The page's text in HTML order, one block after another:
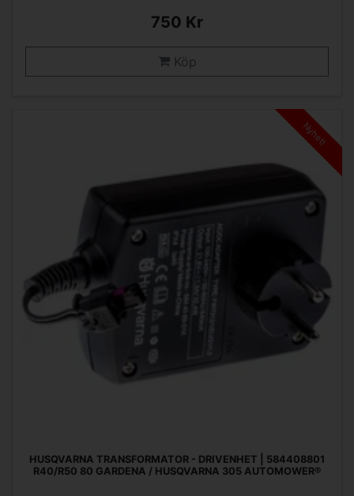
750 Kr
Köp
Nyhet!
HUSQVARNA TRANSFORMATOR - DRIVENHET | 584408801
R40/R50 80 GARDENA / HUSQVARNA 305 AUTOMOWER®